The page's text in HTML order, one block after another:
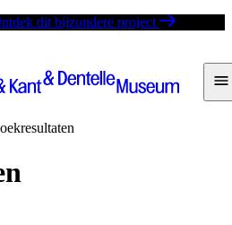
dit bijzondere project